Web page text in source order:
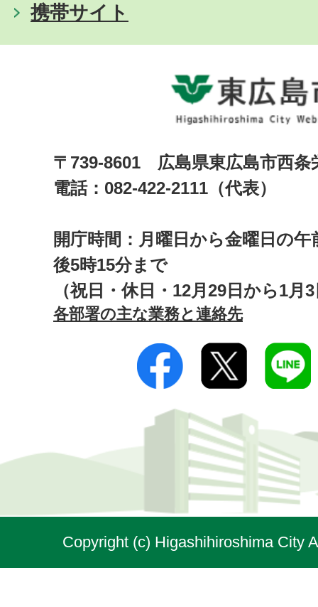
携帯サイト
〒739-8601 広島県東広島市西
電話：082-422-2111（代表）
開庁時間：月曜日から金曜日の午
後5時15分まで
（祝日・休日・12月29日から1月
各部署の主な業務と連絡先
Copyright (c) Higashihiroshima City